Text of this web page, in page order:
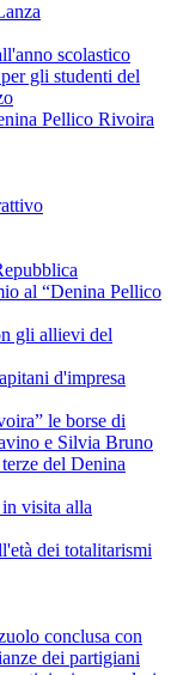
scolastico
gli studenti del
Pellico Rivoira
al “Denina Pellico
gli allievi del
d'impresa
le borse di
e Silvia Bruno
del Denina
visita alla
dei totalitarismi
conclusa con
dei partigiani